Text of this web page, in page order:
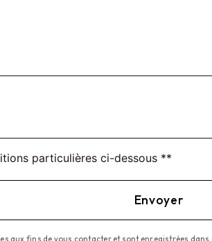
particulières ci-dessous **
Envoyer
aux fins de vous contacter et sont enregistrées